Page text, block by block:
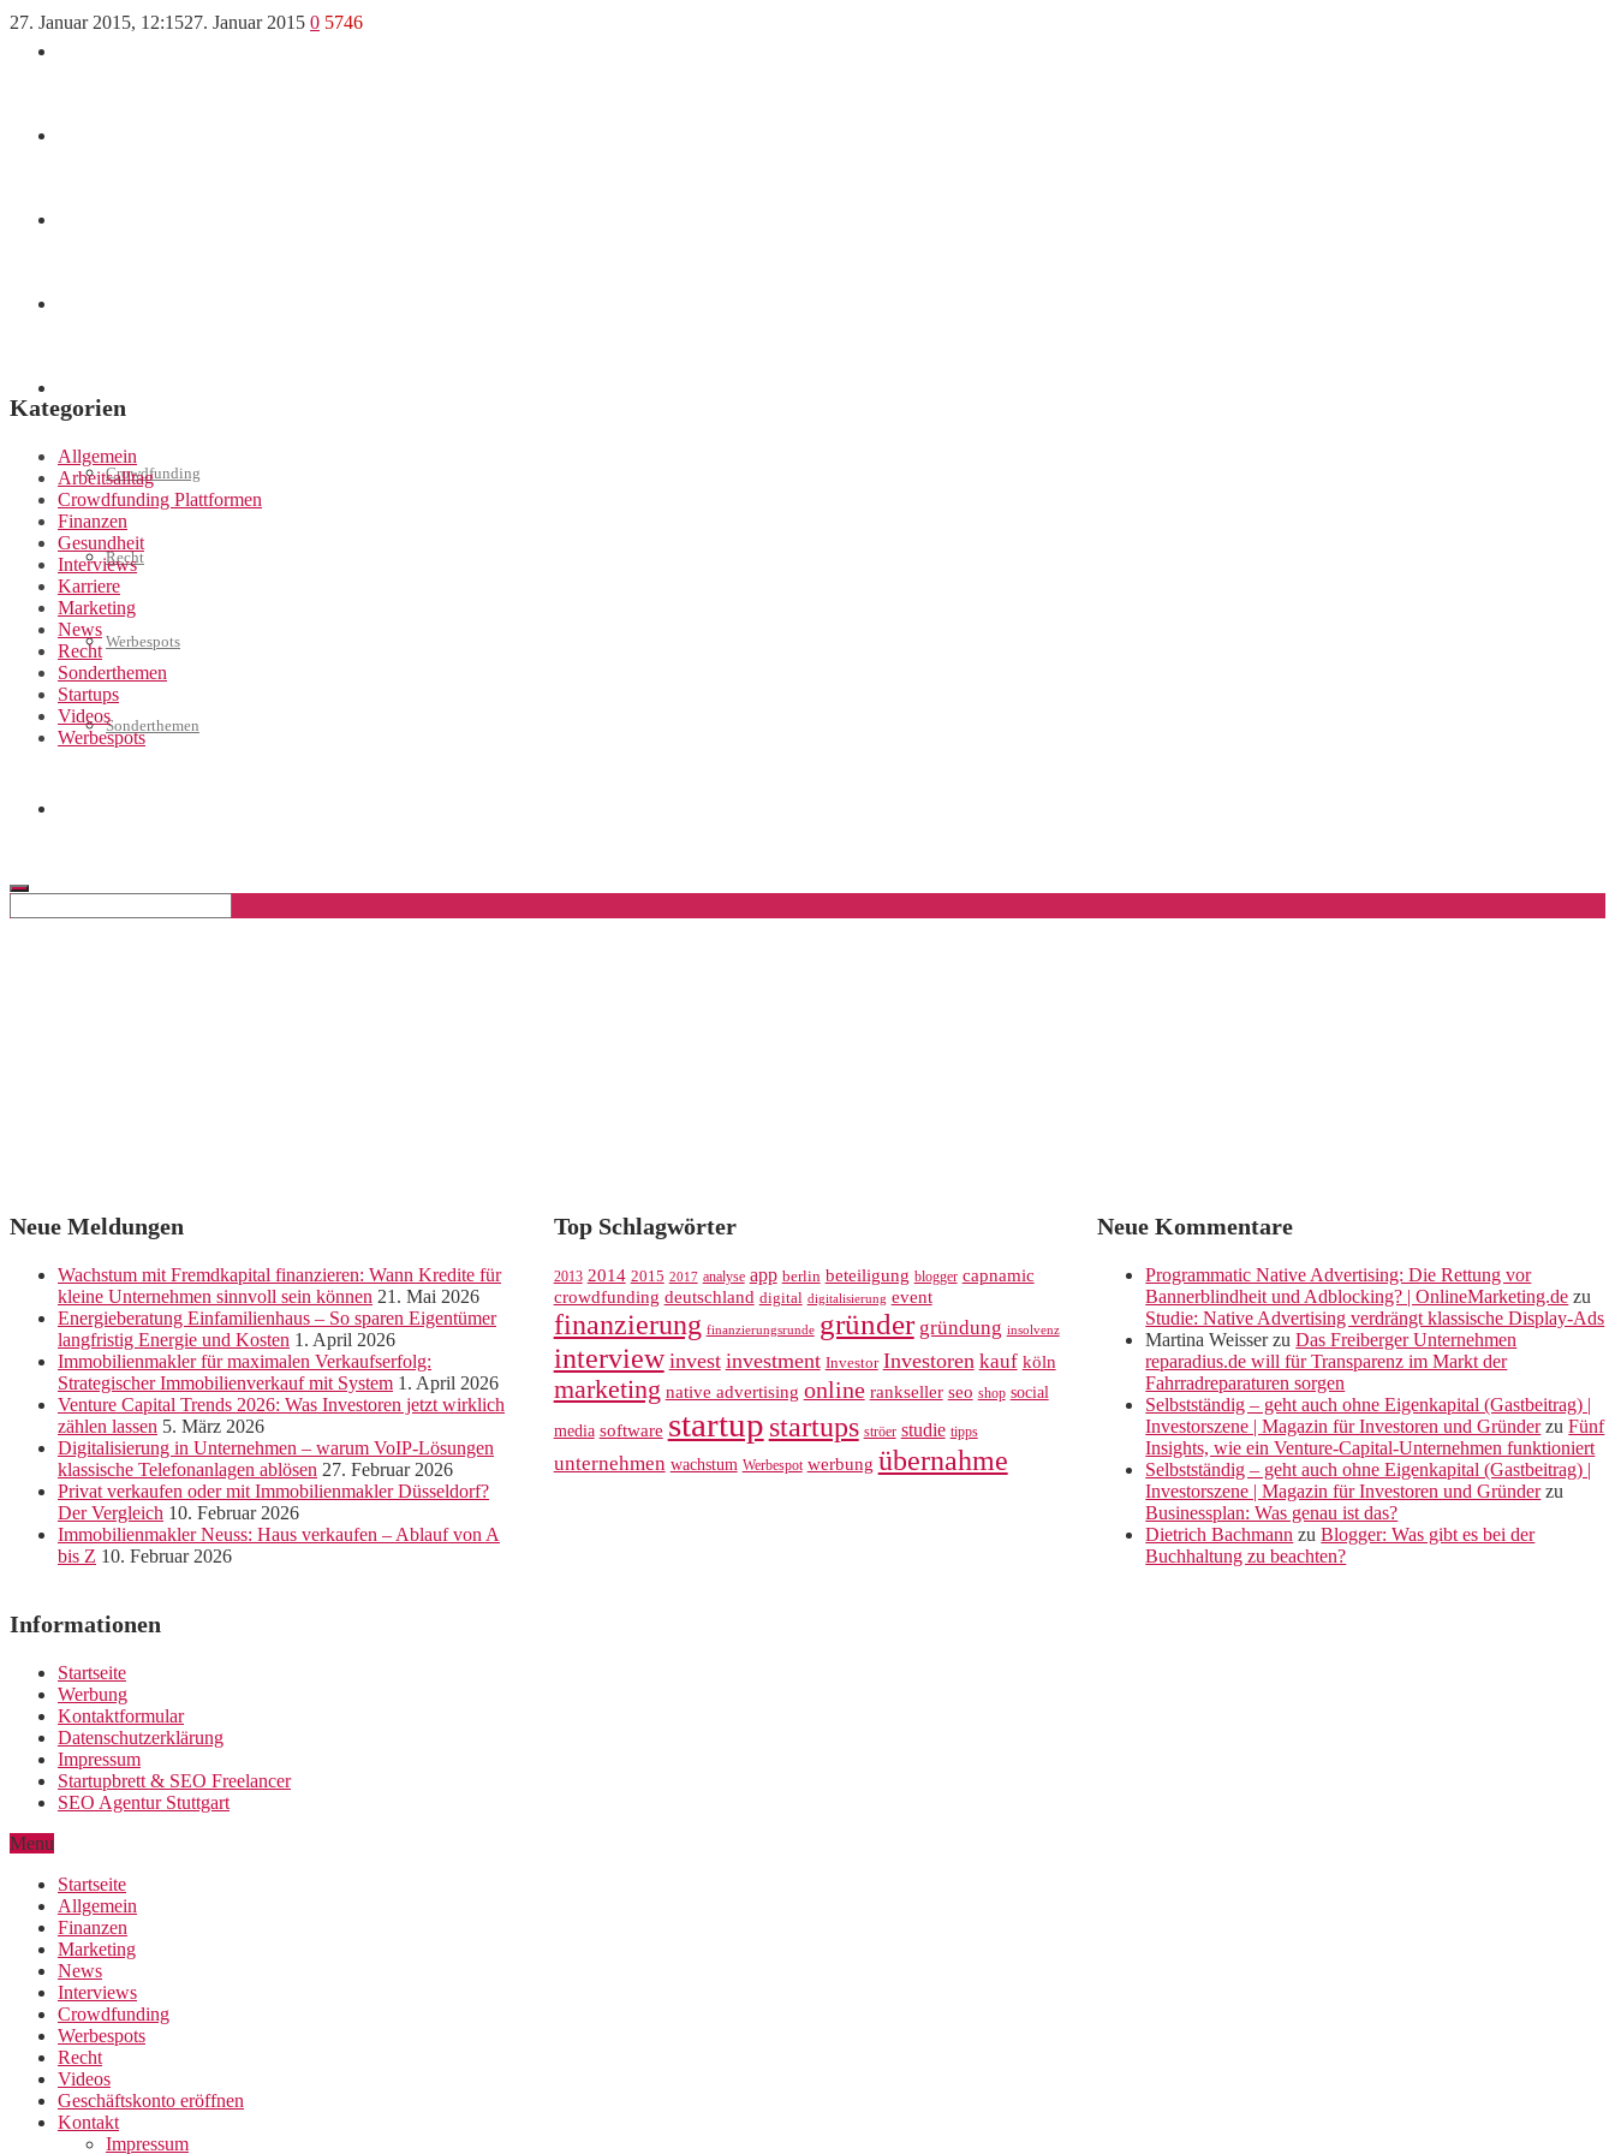
Crowdfunding
Recht
Werbespots
Sonderthemen
27. Januar 2015, 12:1527. Januar 2015 0 5746
Kategorien
Allgemein
Arbeitsalltag
Crowdfunding Plattformen
Finanzen
Gesundheit
Interviews
Karriere
Marketing
News
Recht
Sonderthemen
Startups
Videos
Werbespots
Neue Meldungen
Wachstum mit Fremdkapital finanzieren: Wann Kredite für
kleine Unternehmen sinnvoll sein können 21. Mai 2026
Energieberatung Einfamilienhaus – So sparen Eigentümer
langfristig Energie und Kosten 1. April 2026
Immobilienmakler für maximalen Verkaufserfolg:
Strategischer Immobilienverkauf mit System 1. April 2026
Venture Capital Trends 2026: Was Investoren jetzt wirklich
zählen lassen 5. März 2026
Digitalisierung in Unternehmen – warum VoIP-Lösungen
klassische Telefonanlagen ablösen 27. Februar 2026
Privat verkaufen oder mit Immobilienmakler Düsseldorf?
Der Vergleich 10. Februar 2026
Immobilienmakler Neuss: Haus verkaufen – Ablauf von A
bis Z 10. Februar 2026
Top Schlagwörter
2013 2014 2015 2017 analyse app berlin beteiligung blogger capnamic
crowdfunding deutschland digital digitalisierung event
finanzierung finanzierungsrunde gründer gründung insolvenz
interview invest investment Investor Investoren kauf köln
marketing native advertising online rankseller seo shop social
media software startup startups ströer studie tipps
unternehmen wachstum Werbespot werbung übernahme
Neue Kommentare
Programmatic Native Advertising: Die Rettung vor
Bannerblindheit und Adblocking? | OnlineMarketing.de zu
Studie: Native Advertising verdrängt klassische Display-Ads
Martina WeisserzuDas Freiberger Unternehmen
reparadius.de will für Transparenz im Markt der
Fahrradreparaturen sorgen
Selbstständig – geht auch ohne Eigenkapital (Gastbeitrag) |
Investorszene | Magazin für Investoren und GründerzuFünf
Insights, wie ein Venture-Capital-Unternehmen funktioniert
Selbstständig – geht auch ohne Eigenkapital (Gastbeitrag) |
Investorszene | Magazin für Investoren und Gründerzu
Businessplan: Was genau ist das?
Dietrich Bachmann zuBlogger: Was gibt es bei der
Buchhaltung zu beachten?
Informationen
Startseite
Werbung
Kontaktformular
Datenschutzerklärung
Impressum
Startupbrett & SEO Freelancer
SEO Agentur Stuttgart
Menu
Startseite
Allgemein
Finanzen
Marketing
News
Interviews
Crowdfunding
Werbespots
Recht
Videos
Geschäftskonto eröffnen
Kontakt
Impressum